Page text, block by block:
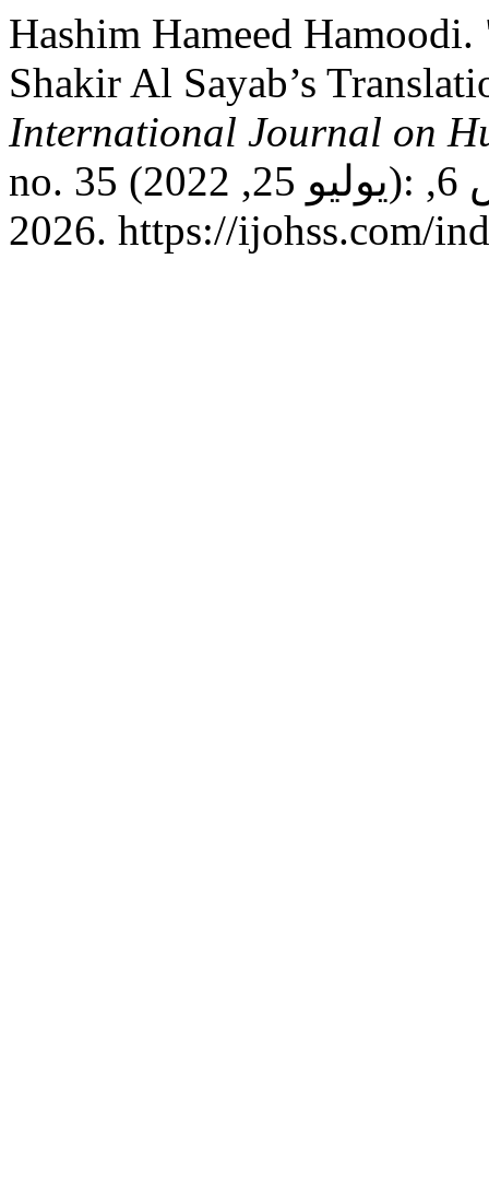
Hashim Hameed
Shakir Al Sayab’s
International Journal on
no. 35 (يوليو 25, 2022): 167–178. تاريخ الوصول أغسطس 6,
2026. https://